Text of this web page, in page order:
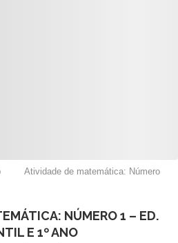
Atividade de matemática: Número
NÚMERO 1 – ED.
E 1º ANO